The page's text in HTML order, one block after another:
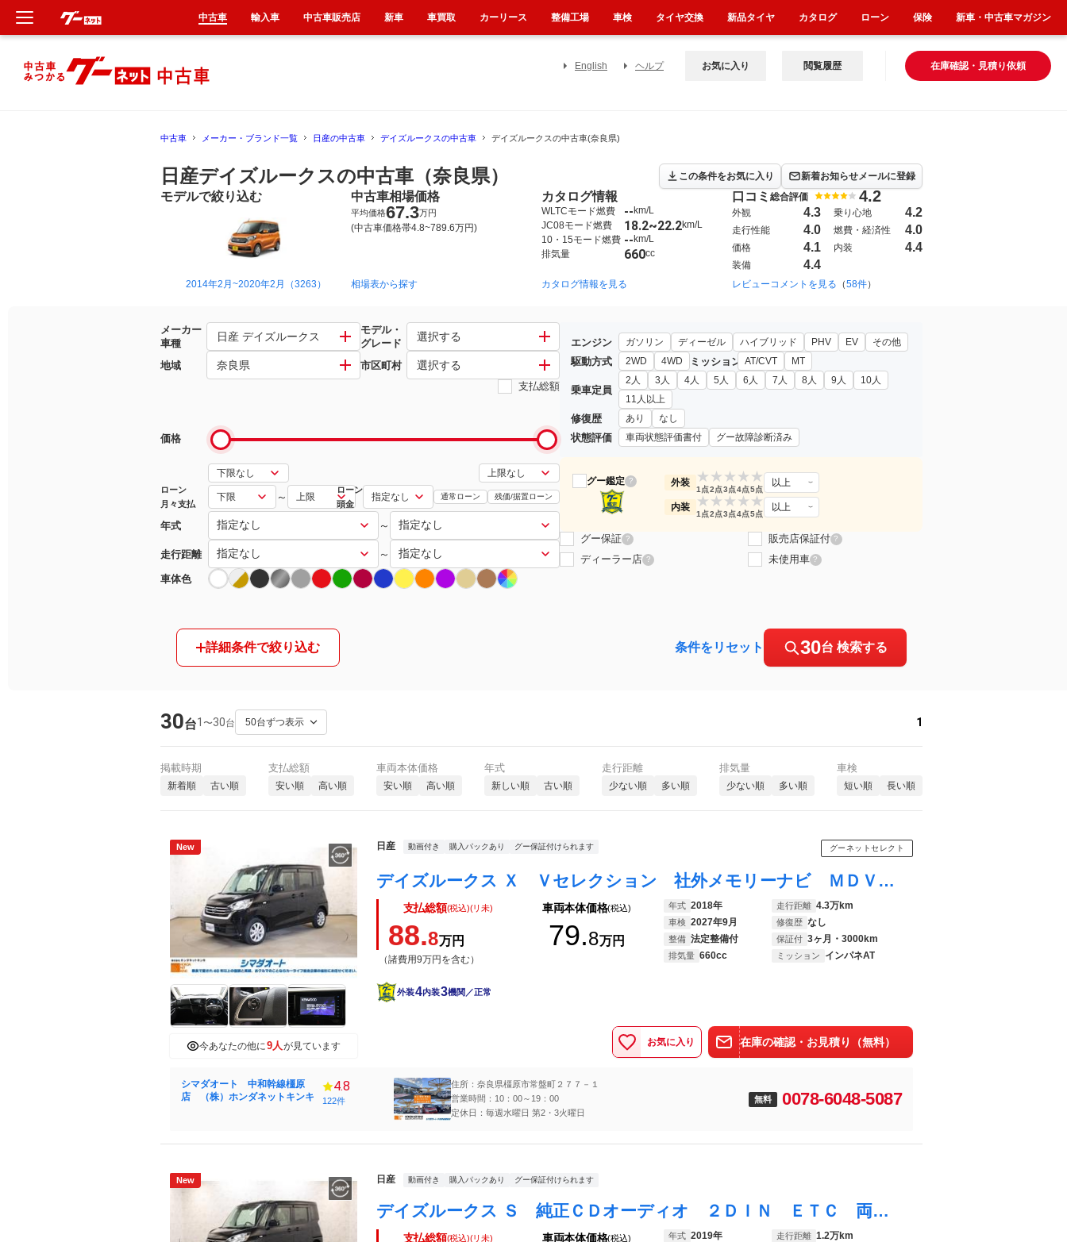
English ヘルプ 在庫確認・見積り依頼
お気に入り 閲覧履歴
中古車 メーカー・ブランド一覧 日産の中古車 デイズルークスの中古車 デイズルークスの中古車(奈良県)
日産デイズルークスの中古車（奈良県） この条件をお気に入り 新着お知らせメールに登録
モデルで絞り込む
2014年2月~2020年2月（3263）
中古車相場価格
平均価格67.3万円
(中古車価格帯4.8~789.6万円)
相場表から探す
カタログ情報
WLTCモード燃費 -- km/L
JC08モード燃費
18.2~22.2km/L
10・15モード燃費 -- km/L
排気量
660cc
カタログ情報を見る
口コミ 総合評価 4.2
外観 4.3 乗り心地 4.2
走行性能 4.0 燃費・経済性 4.0
価格 4.1 内装 4.4
装備 4.4
レビューコメントを見る （58件）
メーカー
車種
日産 デイズルークス
モデル・
グレード
選択する
地域 奈良県 市区町村 選択する
支払総額
価格
ローン
月々支払
～
ローン
頭金
通常ローン 残価/据置ローン
年式 ～
走行距離 ～
車体色
エンジン ガソリン ディーゼル ハイブリッド PHV EV その他
駆動方式 2WD 4WD ミッション AT/CVT MT
乗車定員
2人 3人 4人 5人 6人 7人 8人 9人
10人
11人以上
修復歴 あり なし
状態評価 車両状態評価書付 グー故障診断済み
グー鑑定 ? 外装 ★
1点
★
2点
★
3点
★
4点
★
5点
以上
内装 ★
1点
★
2点
★
3点
★
4点
★
5点
以上
グー保証 ? 販売店保証付 ?
ディーラー店 ? 未使用車 ?
詳細条件で絞り込む 条件をリセット 30台 検索する
30台1 〜30台 1
掲載時期
新着順 古い順
支払総額
安い順 高い順
車両本体価格
安い順 高い順
年式
新しい順 古い順
走行距離
少ない順 多い順
排気量
少ない順 多い順
車検
短い順 長い順
New
今あなたの他に9人が見ています
日産 動画付き 購入パックあり グー保証付けられます グーネットセレクト
デイズルークス Ｘ Ｖセレクション 社外メモリーナビ ＭＤＶ－Ｄ フルセグＴＶ ＥＴＣ 全周囲カメラ 両側電動スライドドア 衝突被害軽減システム スマートキー アイドリングストップ ベンチシート ＣＶＴ 盗難防止システム ＡＢＳ
支払総額(税込)(リ未)
88.8万円
（諸費用9万円を含む）
車両本体価格(税込)
79.8万円
年式 2018年 走行距離 4.3万km
車検 2027年9月 修復歴 なし
整備 法定整備付 保証付 3ヶ月・3000km
排気量 660cc ミッション インパネAT
外装4内装3機関／正常
お気に入り 在庫の確認・お見積り（無料）
シマダオート 中和幹線橿原
店 （株）ホンダネットキンキ
4.8
122件
住所：奈良県橿原市常盤町２７７－１
営業時間：10：00～19：00
定休日：毎週水曜日 第2・3火曜日
無料 0078-6048-5087
New 日産 動画付き 購入パックあり グー保証付けられます
デイズルークス Ｓ 純正ＣＤオーディオ ２ＤＩＮ ＥＴＣ 両側スライドドア クリアランスソナー 衝突被害軽減システム キーレスエントリー アイドリングストップ ＣＶＴ ＡＢＳ ＥＳＣ ＣＤ ミュージックプレイヤー接続可
支払総額(税込)(リ未) 車両本体価格(税込) 年式 2019年 走行距離 1.2万km
中古車 輸入車 中古車販売店 新車 車買取 カーリース 整備工場 車検 タイヤ交換 新品タイヤ カタログ ローン 保険 新車・中古車マガジン
新車